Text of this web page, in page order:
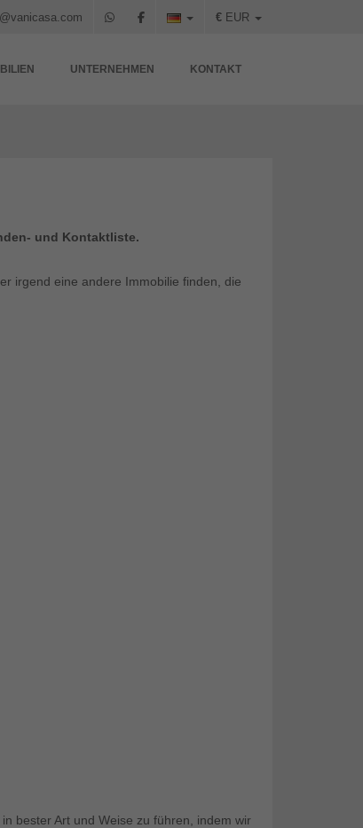
€ EUR
UNTERNEHMEN KONTAKT
und Kontaktliste.
irgend eine andere Immobilie finden, die
bester Art und Weise zu führen, indem wir